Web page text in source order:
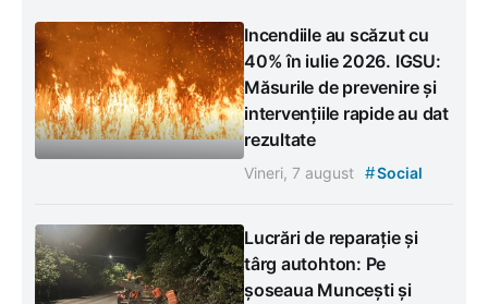
Incendiile au scăzut cu
40% în iulie 2026. IGSU:
Măsurile de prevenire și
intervențiile rapide au dat
rezultate
Vineri, 7 august #Social
Lucrări de reparație și
târg autohton: Pe
șoseaua Muncești și